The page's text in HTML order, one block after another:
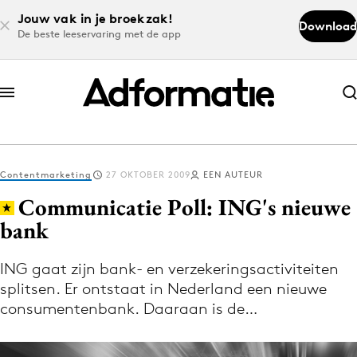
Jouw vak in je broekzak!
De beste leeservaring met de app
Download
Abonneer nu
Abonneer nu
Log in
Volg het laatste nieuws via de Adformatie
Nieuws app
Contentmarketing 27 OKTOBER 2009 EEN AUTEUR
Communicatie Poll: ING's nieuwe
bank
ING gaat zijn bank- en verzekeringsactiviteiten
splitsen. Er ontstaat in Nederland een nieuwe
consumentenbank. Daaraan is de…